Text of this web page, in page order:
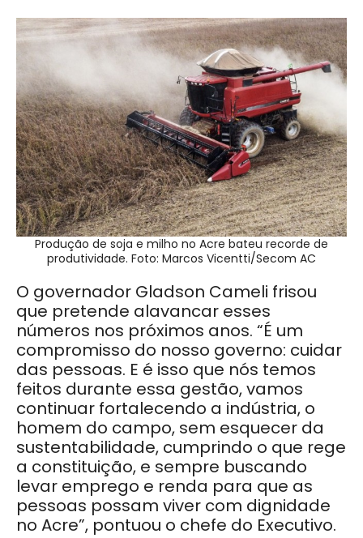
Produção de soja e milho no Acre bateu recorde de
produtividade. Foto: Marcos Vicentti/Secom AC
O governador Gladson Cameli frisou
que pretende alavancar esses
números nos próximos anos. “É um
compromisso do nosso governo: cuidar
das pessoas. E é isso que nós temos
feitos durante essa gestão, vamos
continuar fortalecendo a indústria, o
homem do campo, sem esquecer da
sustentabilidade, cumprindo o que rege
a constituição, e sempre buscando
levar emprego e renda para que as
pessoas possam viver com dignidade
no Acre”, pontuou o chefe do Executivo.